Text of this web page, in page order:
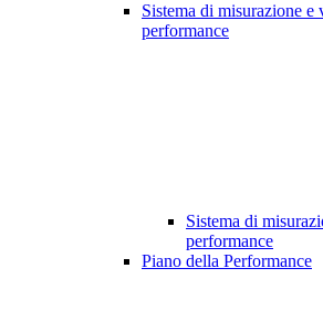
Sistema di misurazione e
performance
Sistema di
performance
Piano della Performance